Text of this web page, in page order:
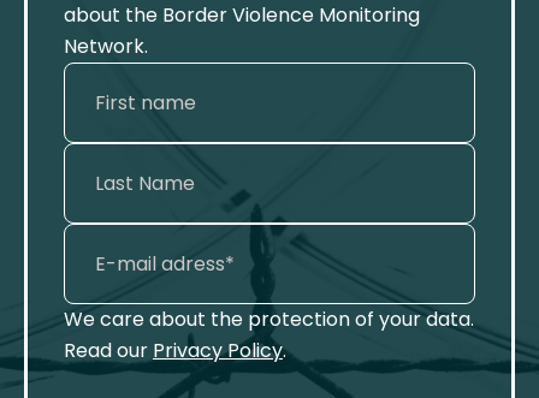
about the Border Violence Monitoring
Network.
We care about the protection of your data.
Read our Privacy Policy.